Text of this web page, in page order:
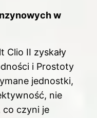
w
Clio II zyskały
i Prostoty
jednostki,
nie
co czyni je